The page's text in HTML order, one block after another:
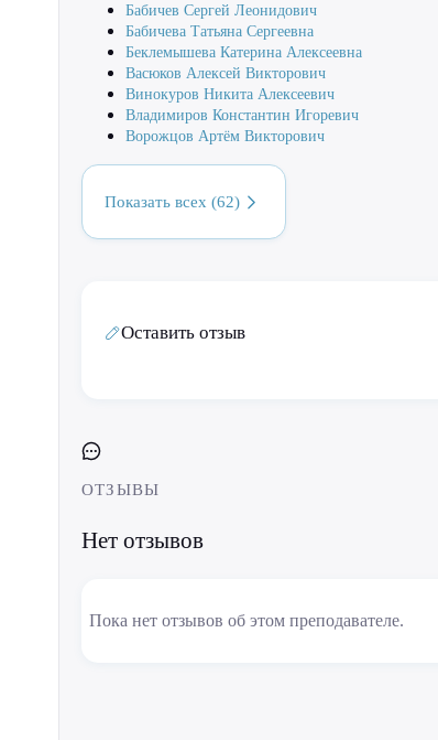
Бабичев Сергей Леонидович
Бабичева Татьяна Сергеевна
Беклемышева Катерина Алексеевна
Васюков Алексей Викторович
Винокуров Никита Алексеевич
Владимиров Константин Игоревич
Ворожцов Артём Викторович
Показать всех (62)
Оставить отзыв
ОТЗЫВЫ
Нет отзывов
Пока нет отзывов об этом преподавателе.